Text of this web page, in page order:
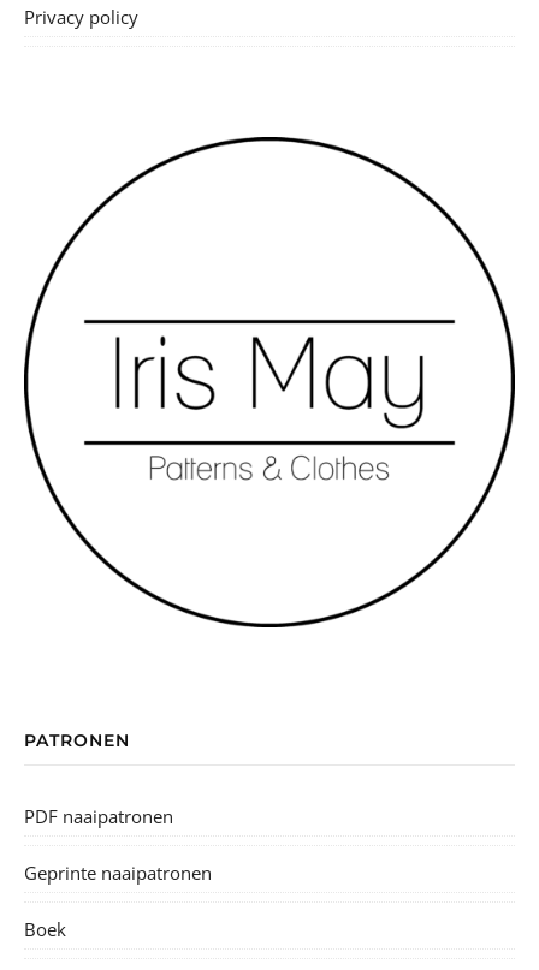
Privacy policy
PATRONEN
PDF naaipatronen
Geprinte naaipatronen
Boek